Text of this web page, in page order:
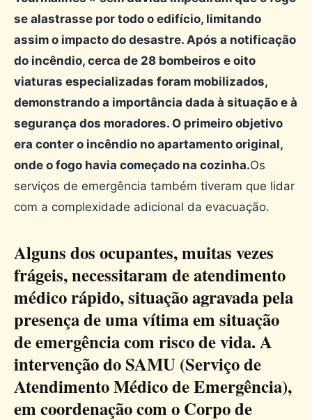
se alastrasse por todo o edifício, limitando
assim o impacto do desastre. Após a notificação
do incêndio, cerca de 28 bombeiros e oito
viaturas especializadas foram mobilizados,
demonstrando a importância dada à situação e à
segurança dos moradores. O primeiro objetivo
era conter o incêndio no apartamento original,
onde o fogo havia começado na cozinha.Os
serviços de emergência também tiveram que lidar
com a complexidade adicional da evacuação.
Alguns dos ocupantes, muitas vezes
frágeis, necessitaram de atendimento
médico rápido, situação agravada pela
presença de uma vítima em situação
de emergência com risco de vida. A
intervenção do SAMU (Serviço de
Atendimento Médico de Emergência),
em coordenação com o Corpo de